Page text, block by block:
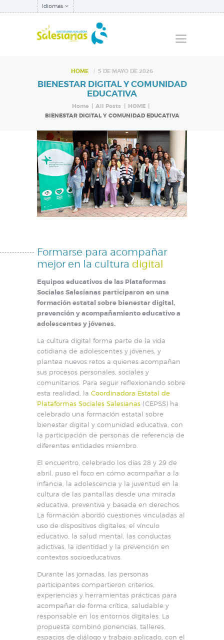
Idiomas
HOME 5 DE MAYO DE 2026
BIENESTAR DIGITAL Y COMUNIDAD
EDUCATIVA
Home All Posts
HOME
BIENESTAR DIGITAL Y COMUNIDAD EDUCATIVA
QUIÉNES SOMOS
NUESTRA
INSPECTORÍA
QUÉ HACEMOS
NOTICIAS
Formarse para acompañar
mejor en la cultura digital
Equipos educativos de las Plataformas
Sociales Salesianas participaron en una
formación estatal sobre bienestar digital,
prevención y acompañamiento educativo a
adolescentes y jóvenes.
La cultura digital forma parte de la vida
cotidiana de adolescentes y jóvenes, y
plantea nuevos retos a quienes acompañan
sus procesos personales, sociales y
comunitarios. Para seguir reflexionando sobre
esta realidad, la Coordinadora Estatal de
Plataformas Sociales Salesianas (CEPSS) ha
celebrado una formación estatal sobre
bienestar digital y comunidad educativa, con
la participación de personas de referencia de
diferentes entidades miembro.
El encuentro, celebrado los días 28 y 29 de
abril, puso el foco en cómo acompañar a la
infancia, la adolescencia y la juventud en la
cultura de las pantallas desde una mirada
educativa, preventiva y basada en derechos.
La formación abordó cuestiones vinculadas al
uso de dispositivos digitales, el vínculo
educativo, la salud mental, las conductas
adictivas, la identidad y la prevención en
contextos socioeducativos.
Durante las jornadas, las personas
participantes compartieron criterios,
experiencias y herramientas prácticas para
acompañar de forma crítica, saludable y
responsable en los entornos digitales. La
propuesta combinó ponencias, talleres,
espacios de diálogo y trabajo aplicado, con el